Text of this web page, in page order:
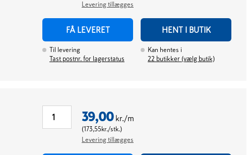
Levering tillægges
FÅ LEVERET HENT I BUTIK
Til levering
Tast postnr. for lagerstatus
Kan hentes i
22 butikker (vælg butik)
39,00 kr./m
(173,55kr./stk.)
Levering tillægges